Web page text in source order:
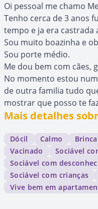
Oi pessoal me chamo
Tenho cerca de 3 anos
tempo e ja era castrada
Sou muito boazinha e
Sou porte médio.
Me dou bem com cães,
No momento estou
de outra familia tudo
mostrar que posso te
Mais detalhes
Dócil Calmo
Vacinado
Sociável
Sociável com
Sociável com crianças
Vive bem em